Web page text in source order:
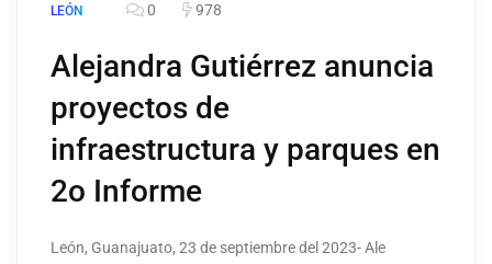
LEÓN 0 978
Alejandra Gutiérrez anuncia
proyectos de
infraestructura y parques en
2o Informe
León, Guanajuato, 23 de septiembre del 2023- Ale